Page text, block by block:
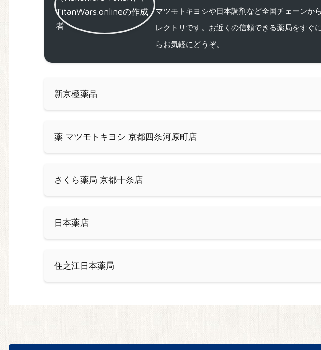
マツモトキヨシや日本調剤など全国チェーンか
レクトリです。お近くの信頼できる薬局をすぐ
らお気軽にどうぞ。
新京極薬品
薬 マツモトキヨシ 京都四条河原町店
さくら薬局 京都十条店
日本薬店
住之江日本薬局